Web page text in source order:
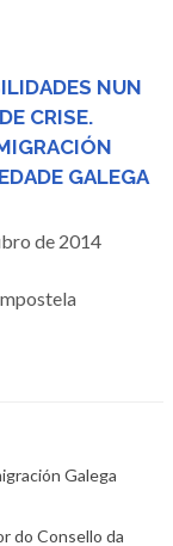
NUN
CRISE.
GALEGA
de 2014
Galega
do Consello da